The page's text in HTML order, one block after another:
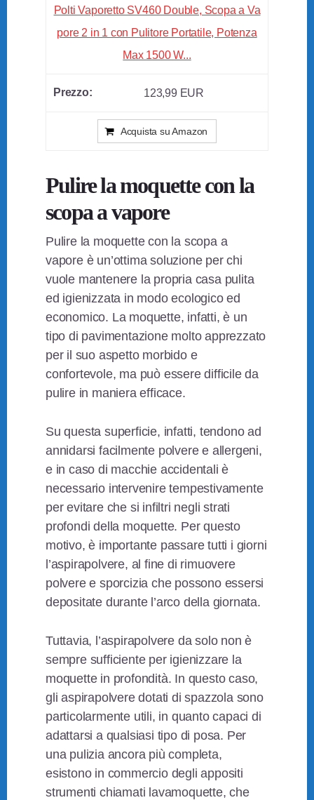
Polti Vaporetto SV460 Double, Scopa a Va
pore 2 in 1 con Pulitore Portatile, Potenza
Max 1500 W...
123,99 EUR
Acquista su Amazon
Pulire la moquette con la
scopa a vapore
Pulire la moquette con la scopa a
vapore è un’ottima soluzione per chi
vuole mantenere la propria casa pulita
ed igienizzata in modo ecologico ed
economico. La moquette, infatti, è un
tipo di pavimentazione molto apprezzato
per il suo aspetto morbido e
confortevole, ma può essere difficile da
pulire in maniera efficace.
Su questa superficie, infatti, tendono ad
annidarsi facilmente polvere e allergeni,
e in caso di macchie accidentali è
necessario intervenire tempestivamente
per evitare che si infiltri negli strati
profondi della moquette. Per questo
motivo, è importante passare tutti i giorni
l’aspirapolvere, al fine di rimuovere
polvere e sporcizia che possono essersi
depositate durante l’arco della giornata.
Tuttavia, l’aspirapolvere da solo non è
sempre sufficiente per igienizzare la
moquette in profondità. In questo caso,
gli aspirapolvere dotati di spazzola sono
particolarmente utili, in quanto capaci di
adattarsi a qualsiasi tipo di posa. Per
una pulizia ancora più completa,
esistono in commercio degli appositi
strumenti chiamati lavamoquette, che